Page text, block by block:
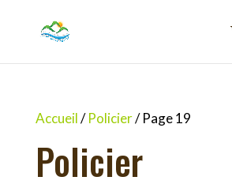
Accueil/Policier/ Page 19
Policier